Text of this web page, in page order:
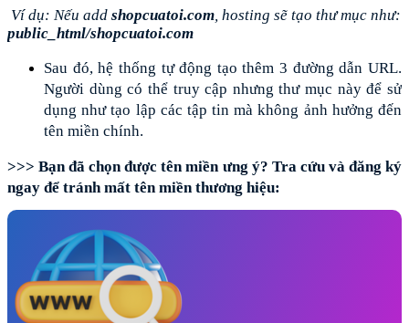
Ví dụ: Nếu add shopcuatoi.com
public_html/shopcuatoi.com
Sau đó, hệ thống tự động tạo thêm 3 đường dẫn URL.
Người dùng có thể truy cập nhưng thư mục này để sử
dụng như tạo lập các tập tin mà không ảnh hưởng đến
tên miền chính.
>>> Bạn đã chọn được tên miền ưng ý? Tra cứu và đăng ký
ngay để tránh mất tên miền thương hiệu: